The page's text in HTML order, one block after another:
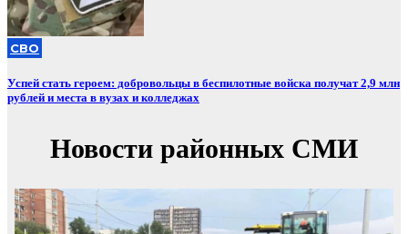
СВО
Успей стать героем: добровольцы в беспилотные войска получат 2,9 млн
рублей и места в вузах и колледжах